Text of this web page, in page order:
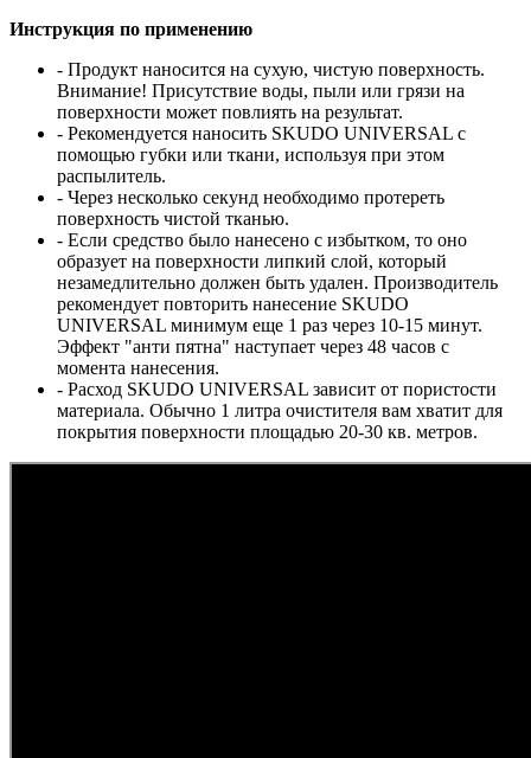
Инструкция по применению
- Продукт наносится на сухую, чистую поверхность.
Внимание! Присутствие воды, пыли или грязи на
поверхности может повлиять на результат.
- Рекомендуется наносить SKUDO UNIVERSAL с
помощью губки или ткани, используя при этом
распылитель.
- Через несколько секунд необходимо протереть
поверхность чистой тканью.
- Если средство было нанесено с избытком, то оно
образует на поверхности липкий слой, который
незамедлительно должен быть удален. Производитель
рекомендует повторить нанесение SKUDO
UNIVERSAL минимум еще 1 раз через 10-15 минут.
Эффект "анти пятна" наступает через 48 часов с
момента нанесения.
- Расход SKUDO UNIVERSAL зависит от пористости
материала. Обычно 1 литра очистителя вам хватит для
покрытия поверхности площадью 20-30 кв. метров.